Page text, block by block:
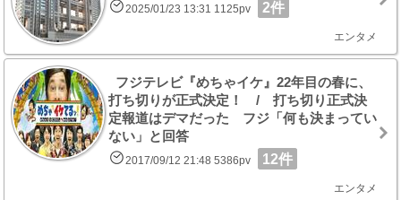
2025/01/23 13:31 1125pv 2件
エンタメ
フジテレビ『めちゃイケ』22年目の春に、
打ち切りが正式決定！ / 打ち切り正式決
定報道はデマだった フジ「何も決まってい
ない」と回答
2017/09/12 21:48 5386pv 12件
エンタメ